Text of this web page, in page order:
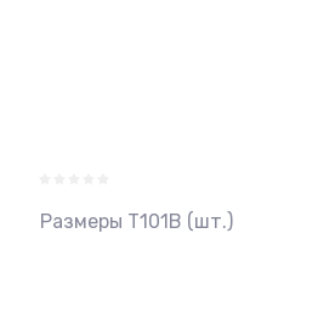
Размеры T101B (шт.)